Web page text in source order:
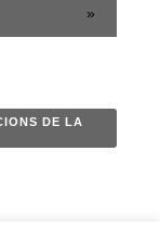
»
DE LA